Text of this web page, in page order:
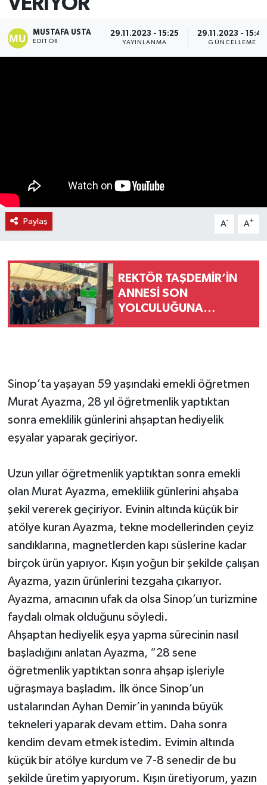
MUSTAFA USTA
EDITÖR
29.11.2023 - 15:25
YAYINLANMA
29.11.2023 - 15:44
GÜNCELLEME
Paylaş A- A+
REKTÖR TAŞDEMİR’İN
ANNESİ SON
YOLCULUĞUNA
Sinop’ta yaşayan 59 yaşındaki emekli öğretmen
Murat Ayazma, 28 yıl öğretmenlik yaptıktan
sonra emeklilik günlerini ahşaptan hediyelik
eşyalar yaparak geçiriyor.
Uzun yıllar öğretmenlik yaptıktan sonra emekli
olan Murat Ayazma, emeklilik günlerini ahşaba
şekil vererek geçiriyor. Evinin altında küçük bir
atölye kuran Ayazma, tekne modellerinden çeyiz
sandıklarına, magnetlerden kapı süslerine kadar
birçok ürün yapıyor. Kışın yoğun bir şekilde çalışan
Ayazma, yazın ürünlerini tezgaha çıkarıyor.
Ayazma, amacının ufak da olsa Sinop’un turizmine
faydalı olmak olduğunu söyledi.
Ahşaptan hediyelik eşya yapma sürecinin nasıl
başladığını anlatan Ayazma, “28 sene
öğretmenlik yaptıktan sonra ahşap işleriyle
uğraşmaya başladım. İlk önce Sinop’un
ustalarından Ayhan Demir’in yanında büyük
tekneleri yaparak devam ettim. Daha sonra
kendim devam etmek istedim. Evimin altında
küçük bir atölye kurdum ve 7-8 senedir de bu
şekilde üretim yapıyorum. Kışın üretiyorum, yazın